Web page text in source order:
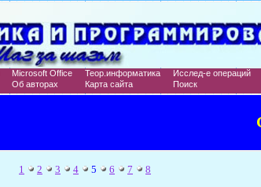
Microsoft Office Теор.информатика
Исслед-е операций
Об авторах Карта сайта Поиск
1 2 3 4 5 6 7 8